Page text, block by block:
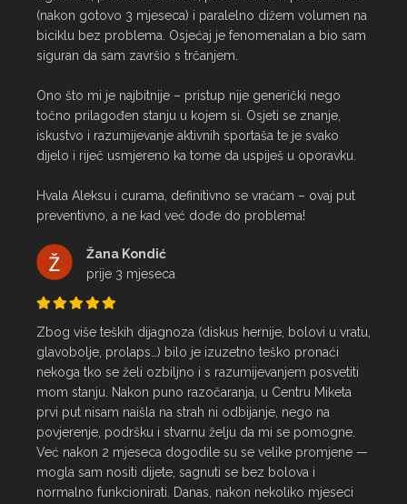
(nakon gotovo 3 mjeseca) i paralelno dižem volumen na
biciklu bez problema. Osjećaj je fenomenalan a bio sam
siguran da sam završio s trčanjem.
Ono što mi je najbitnije – pristup nije generički nego
točno prilagođen stanju u kojem si. Osjeti se znanje,
iskustvo i razumijevanje aktivnih sportaša te je svako
dijelo i riječ usmjereno ka tome da uspiješ u oporavku.
Hvala Aleksu i curama, definitivno se vraćam – ovaj put
preventivno, a ne kad već dođe do problema!
Žana Kondić
prije 3 mjeseca
Zbog više teških dijagnoza (diskus hernije, bolovi u vratu,
glavobolje, prolaps…) bilo je izuzetno teško pronaći
nekoga tko se želi ozbiljno i s razumijevanjem posvetiti
mom stanju. Nakon puno razočaranja, u Centru Miketa
prvi put nisam naišla na strah ni odbijanje, nego na
povjerenje, podršku i stvarnu želju da mi se pomogne.
Već nakon 2 mjeseca dogodile su se velike promjene —
mogla sam nositi dijete, sagnuti se bez bolova i
normalno funkcionirati. Danas, nakon nekoliko mjeseci